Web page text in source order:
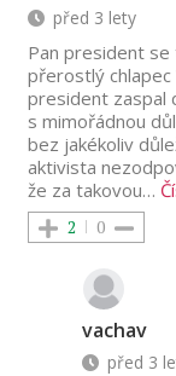
před 3 lety
Pan president
přerostlý chlapec
president zaspal
s mimořádnou
bez jakékoliv
aktivista
že za takovou…
2 0
vachav
před 3